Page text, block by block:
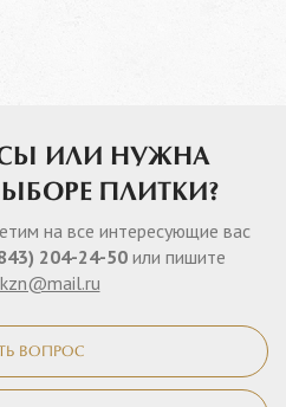
ИЛИ НУЖНА
ПЛИТКИ?
на все интересующие вас
204-24-50 или пишите
ВОПРОС